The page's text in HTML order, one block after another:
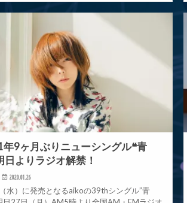
年9ヶ月ぶりニューシングル❝青
日よりラジオ解禁！
2020.01.26
水）に発売となるaikoの39thシングル”青